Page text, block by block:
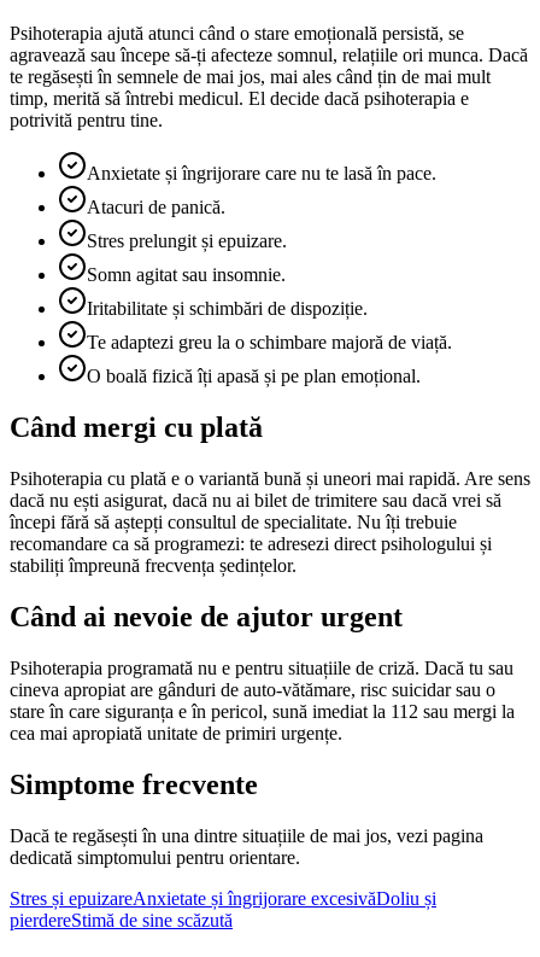
Psihoterapia ajută atunci când o stare emoțională persistă, se
agravează sau începe să-ți afecteze somnul, relațiile ori munca. Dacă
te regăsești în semnele de mai jos, mai ales când țin de mai mult
timp, merită să întrebi medicul. El decide dacă psihoterapia e
potrivită pentru tine.
Anxietate și îngrijorare care nu te lasă în pace.
Atacuri de panică.
Stres prelungit și epuizare.
Somn agitat sau insomnie.
Iritabilitate și schimbări de dispoziție.
Te adaptezi greu la o schimbare majoră de viață.
O boală fizică îți apasă și pe plan emoțional.
Când mergi cu plată
Psihoterapia cu plată e o variantă bună și uneori mai rapidă. Are sens
dacă nu ești asigurat, dacă nu ai bilet de trimitere sau dacă vrei să
începi fără să aștepți consultul de specialitate. Nu îți trebuie
recomandare ca să programezi: te adresezi direct psihologului și
stabiliți împreună frecvența ședințelor.
Când ai nevoie de ajutor urgent
Psihoterapia programată nu e pentru situațiile de criză. Dacă tu sau
cineva apropiat are gânduri de auto-vătămare, risc suicidar sau o
stare în care siguranța e în pericol, sună imediat la 112 sau mergi la
cea mai apropiată unitate de primiri urgențe.
Simptome frecvente
Dacă te regăsești în una dintre situațiile de mai jos, vezi pagina
dedicată simptomului pentru orientare.
Stres și epuizareAnxietate și îngrijorare excesivăDoliu și
pierdereStimă de sine scăzută